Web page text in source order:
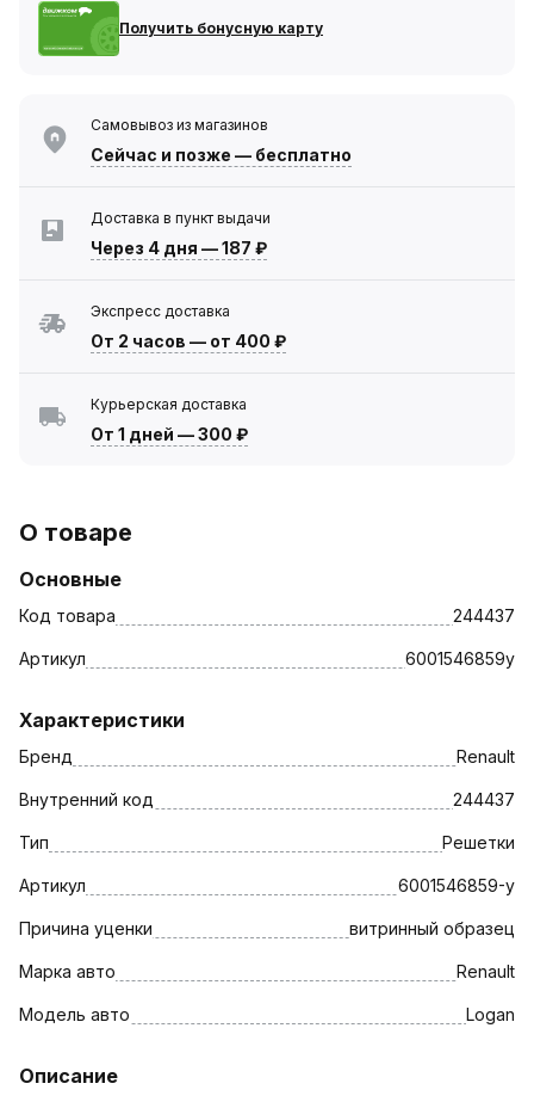
Получить бонусную карту
Самовывоз из магазинов
Сейчас и позже — бесплатно
Доставка в пункт выдачи
Через 4 дня —187 ₽
Экспресс доставка
От 2 часов — от 400 ₽
Курьерская доставка
От 1 дней —300 ₽
О товаре
Основные
Код товара 244437
Артикул 6001546859у
Характеристики
Бренд Renault
Внутренний код 244437
Тип Решетки
Артикул 6001546859-у
Причина уценки витринный образец
Марка авто Renault
Модель авто Logan
Описание